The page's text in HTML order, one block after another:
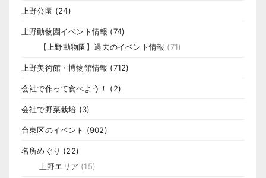
上野公園 (24)
上野動物園イベント情報 (74)
【上野動物園】過去のイベント情報 (71)
上野美術館・博物館情報 (712)
会社で作って食べよう！ (2)
会社で野菜栽培 (3)
台東区のイベント (902)
名所めぐり (22)
上野エリア (15)